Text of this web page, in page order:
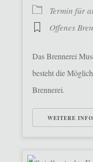
Termin für
Offenes
Das Brennerei
besteht die
Brennerei.
WEITERE